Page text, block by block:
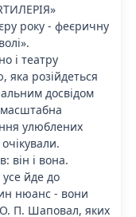
року - феєричну
і театру
яка розійдеться
досвідом
улюблених
він і вона.
йде до
нюанс - вони
О. П. Шаповал, яких